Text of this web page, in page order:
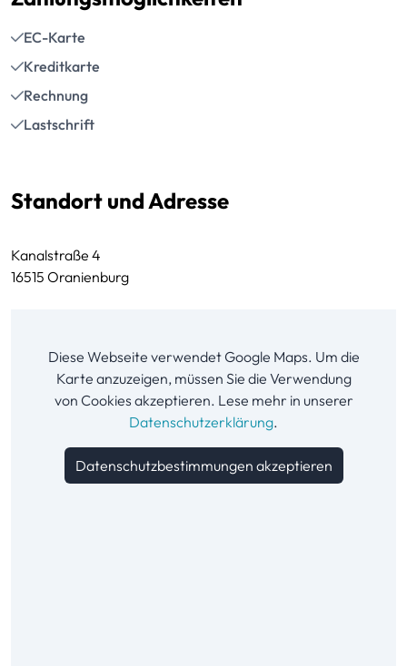
EC-Karte
Kreditkarte
Rechnung
Lastschrift
Standort und Adresse
Kanalstraße 4
16515 Oranienburg
Diese Webseite verwendet Google Maps. Um die
Karte anzuzeigen, müssen Sie die Verwendung
von Cookies akzeptieren. Lese mehr in unserer
Datenschutzerklärung.
Datenschutzbestimmungen akzeptieren